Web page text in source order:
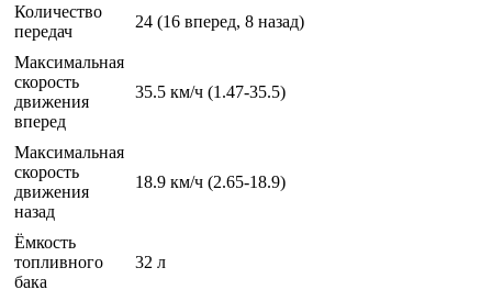
Количество
передач
24 (16 вперед, 8 назад)
Максимальная
скорость
движения
вперед
35.5 км/ч (1.47-35.5)
Максимальная
скорость
движения
назад
18.9 км/ч (2.65-18.9)
Ёмкость
топливного
бака
32 л